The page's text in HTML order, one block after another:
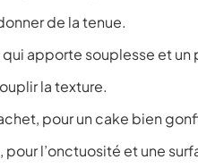
de la tenue.
apporte souplesse et un
la texture.
pour un cake bien
pour l’onctuosité et une